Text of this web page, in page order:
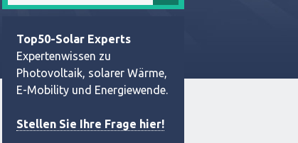
Top50-Solar Experts
Expertenwissen zu
Photovoltaik, solarer Wärme,
E-Mobility und Energiewende.
Stellen Sie Ihre Frage hier!